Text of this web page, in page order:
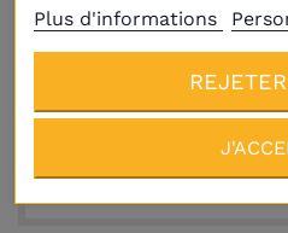
Plus d'informations